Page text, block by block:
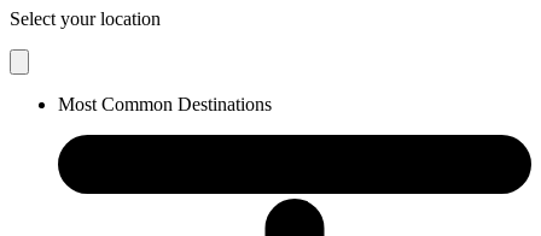
Select your location
Most Common Destinations